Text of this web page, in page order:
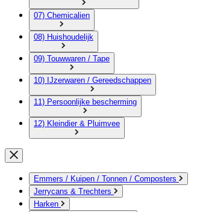
07) Chemicalien
08) Huishoudelijk
09) Touwwaren / Tape
10) IJzerwaren / Gereedschappen
11) Persoonlijke bescherming
12) Kleindier & Pluimvee
Emmers / Kuipen / Tonnen / Composters
Jerrycans & Trechters
Harken